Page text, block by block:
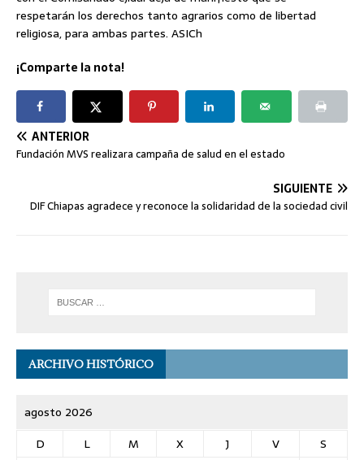
respetarán los derechos tanto agrarios como de libertad
religiosa, para ambas partes. ASICh
¡Comparte la nota!
ANTERIOR
Fundación MVS realizara campaña de salud en el estado
SIGUIENTE
DIF Chiapas agradece y reconoce la solidaridad de la sociedad civil
ARCHIVO HISTÓRICO
agosto 2026
D
L M X J V
S